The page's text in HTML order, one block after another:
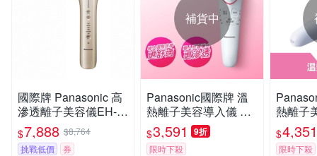
國際牌 Panasonic 高
滲透離子美容儀EH-S
T99-N
$7,888 $8,764
挑戰低價
券
補貨中
Panasonic國際牌 溫
熱離子美容導入儀 EH
-ST63/P(館長推薦)
$3,591 9折
限時下殺
熱離子
-
$4,351
限時下殺